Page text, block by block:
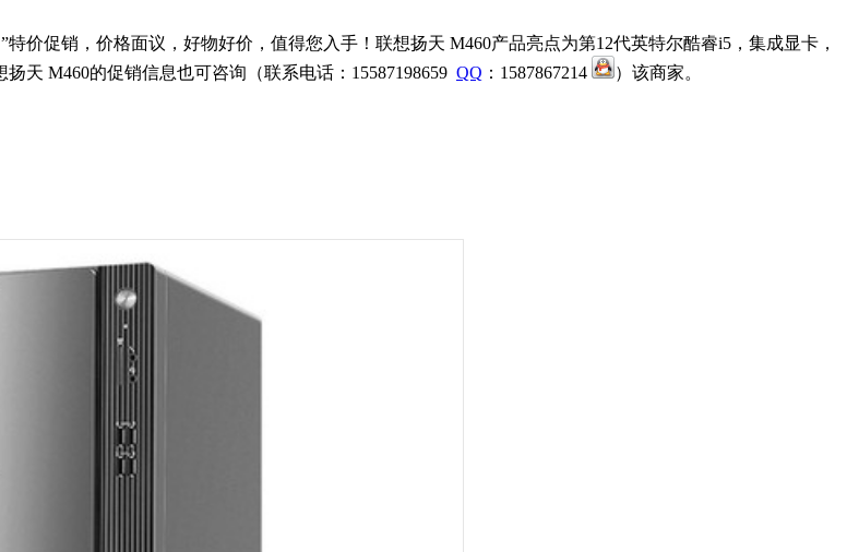
价促销，价格面议，好物好价，值得您入手！联想扬天 M460产品亮点为第12代英特尔酷睿i5，集成显卡，
天 M460的促销信息也可咨询（联系电话：15587198659 QQ ：1587867214 ）该商家。